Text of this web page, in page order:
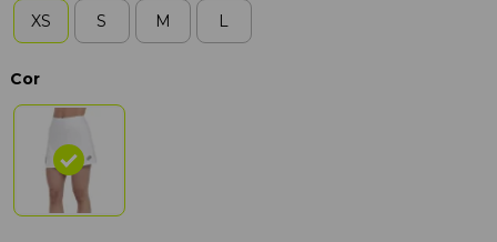
XS S M L
Cor